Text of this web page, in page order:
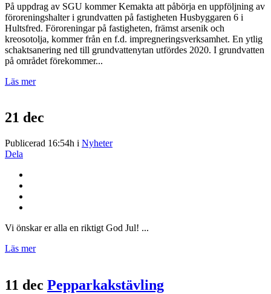
På uppdrag av SGU kommer Kemakta att påbörja en uppföljning av
föroreningshalter i grundvatten på fastigheten Husbyggaren 6 i
Hultsfred. Föroreningar på fastigheten, främst arsenik och
kreosotolja, kommer från en f.d. impregneringsverksamhet. En ytlig
schaktsanering ned till grundvattenytan utfördes 2020. I grundvatten
på området förekommer...
Läs mer
21 dec
Publicerad 16:54h i Nyheter
Dela
Vi önskar er alla en riktigt God Jul! ...
Läs mer
11 dec Pepparkakstävling